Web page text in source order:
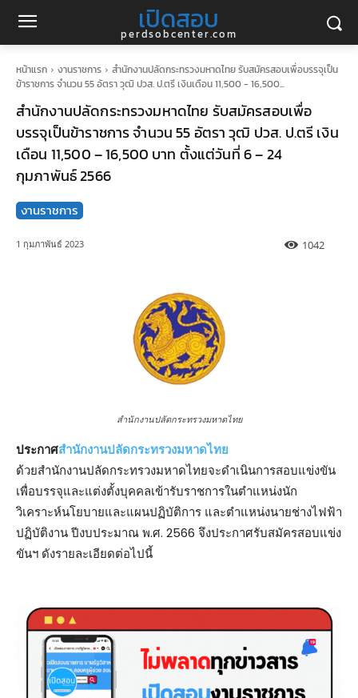
เปิดสอบ
perdsobcenter.com
หน้าแรก งานราชการ
สำนักงานปลัดกระทรวงมหาดไทย รับสมัครสอบเพื่อบรรจุเป็น
ข้าราชการ จำนวน 55 อัตรา วุฒิ ปวส. ป.ตรี เงินเดือน 11,500 - 16,500...
สำนักงานปลัดกระทรวงมหาดไทย รับสมัครสอบเพื่อ
บรรจุเป็นข้าราชการ จำนวน 55 อัตรา วุฒิ ปวส. ป.ตรี เงิน
เดือน 11,500 – 16,500 บาท ตั้งแต่วันที่ 6 – 24
กุมภาพันธ์ 2566
งานราชการ
1 กุมภาพันธ์ 2023 1042
สำนักงานปลัดกระทรวงมหาดไทย
ประกาศสํานักงานปลัดกระทรวงมหาดไทย
ด้วยสํานักงานปลัดกระทรวงมหาดไทยจะดําเนินการสอบแข่งขัน
เพื่อบรรจุและแต่งตั้งบุคคลเข้ารับราชการในตําแหน่งนัก
วิเคราะห์นโยบายและแผนปฏิบัติการ และตําแหน่งนายช่างไฟฟ้า
ปฏิบัติงาน ปีงบประมาณ พ.ศ. 2566 จึงประกาศรับสมัครสอบแข่ง
ขันฯ ดังรายละเอียดต่อไปนี้